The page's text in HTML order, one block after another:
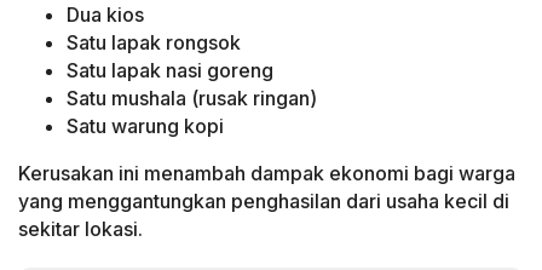
Dua kios
Satu lapak rongsok
Satu lapak nasi goreng
Satu mushala (rusak ringan)
Satu warung kopi
Kerusakan ini menambah dampak ekonomi bagi warga
yang menggantungkan penghasilan dari usaha kecil di
sekitar lokasi.